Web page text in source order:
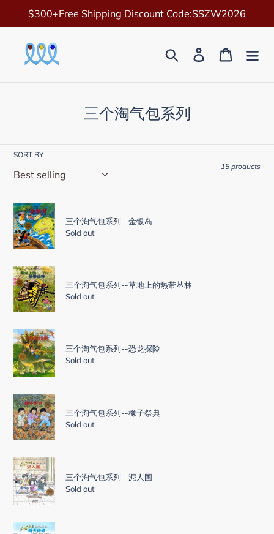
$300+Free Shipping Discount Code:SSZW2026
Search Log in Cart
C
t
i
n
:
三个淘气包系列
SORT BY
15 products
三
个
淘
气
系
列-
-
金
岛
三个淘气包系列--金银岛
Sold out
三
个
淘
气
系
列-
-
草
上
的
热
带
林
三个淘气包系列--草地上的热带丛林
Sold out
三
个
淘
气
系
列-
-
恐
探
险
三个淘气包系列--恐龙探险
Sold out
三
个
淘
气
系
列-
-
橡
祭
三个淘气包系列--橡子祭典
Sold out
三
个
淘
气
系
三个淘气包系列--泥人国
Sold out
三